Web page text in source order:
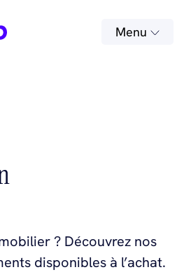
Menu
? Découvrez nos
disponibles à l’achat.